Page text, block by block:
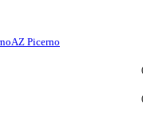
AZ Picerno